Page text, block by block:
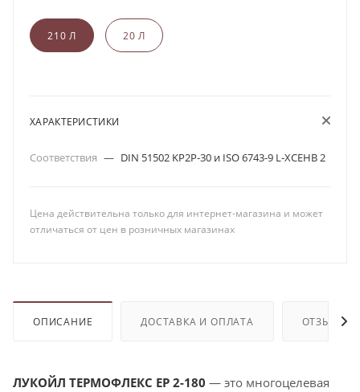
210 Л 20 Л
ХАРАКТЕРИСТИКИ
Соответствия — DIN 51502 KP2P-30 и ISO 6743-9 L-XCEHB 2
Цена действительна только для интернет-магазина и может
отличаться от цен в розничных магазинах
ОПИСАНИЕ ДОСТАВКА И ОПЛАТА ОТЗЫВЫ
ЛУКОЙЛ ТЕРМОФЛЕКС ЕР 2-180 — это многоцелевая